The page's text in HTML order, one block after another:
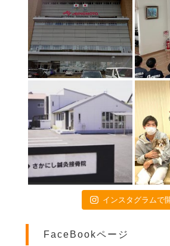
初戦突破！！！
特別診療のお知らせ
関東高校陸上大会のトレーナー帯同
いよいよ開幕❗️
お子様連れの方へ
画伯シリーズ part3
交通事故治療は当院にお任せくださ
患者様のご活躍(^O^)／
インスタグラムで
FaceBookページ